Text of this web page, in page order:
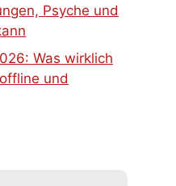
Psyche und
Was wirklich
und